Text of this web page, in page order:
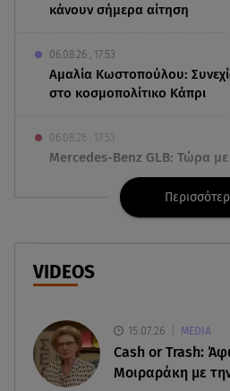
κάνουν σήμερα αίτηση
06.08.26 , 17:53
Αμαλία Κωστοπούλου:
στο κοσμοπολίτικο Κάπρι
06.08.26 , 17:53
Mercedes-Benz GLB: Τώρα
Συμφωνία Ιράν – Ομάν για
06.08.26 , 17:12
Δηλώνει χορτασμένη και
06.08.26 , 16:57
VIDEOS
15.07.26 MEDIA
Cash or Trash:
Μοιραράκη με